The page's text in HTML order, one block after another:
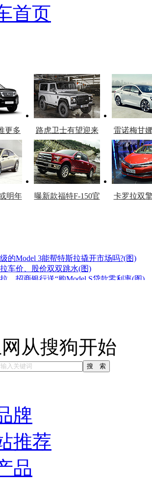
首页
更多
路虎卫士有望迎来
复产
雷诺梅甘
官
明年
曝新款福特F-150官
卡罗拉双
奇斗
车模美腿爆乳无惧
走光
的Model 3能帮特斯拉撬开市场吗?(图)
车价、股价双双跳水(图)
、招商银行送“购Model S贷款零利率(图)
在...
吧
x
网从搜狗开始
牌
推荐
品